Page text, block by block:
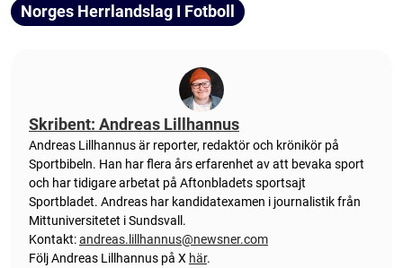
Norges Herrlandslag I Fotboll
Skribent: Andreas Lillhannus
Andreas Lillhannus är reporter, redaktör och krönikör på
Sportbibeln. Han har flera års erfarenhet av att bevaka sport
och har tidigare arbetat på Aftonbladets sportsajt
Sportbladet. Andreas har kandidatexamen i journalistik från
Mittuniversitetet i Sundsvall.
Kontakt:andreas.lillhannus@newsner.com
Följ Andreas Lillhannus på X här.